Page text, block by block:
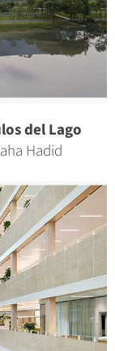
del Lago
Hadid